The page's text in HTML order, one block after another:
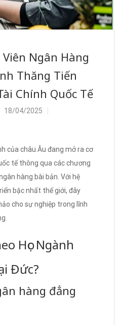
Ngân Hàng
Thăng Tiến
Chính Quốc Tế
18/04/2025
của châu Âu đang mở ra cơ
tế thông qua các chương
hàng bài bản. Với hệ
bậc nhất thế giới, đây
cho sự nghiệp trong lĩnh
Học Ngành
Đức?
hàng đẳng